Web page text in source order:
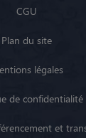
CGU
Plan du site
légales
de confidentialité
et